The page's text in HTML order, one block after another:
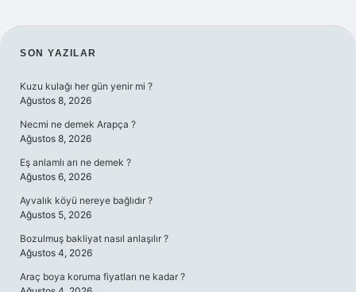
SIDEBAR
SON YAZILAR
Kuzu kulağı her gün yenir mi ?
Ağustos 8, 2026
Necmi ne demek Arapça ?
Ağustos 8, 2026
Eş anlamlı arı ne demek ?
Ağustos 6, 2026
Ayvalık köyü nereye bağlıdır ?
Ağustos 5, 2026
Bozulmuş bakliyat nasıl anlaşılır ?
Ağustos 4, 2026
Araç boya koruma fiyatları ne kadar ?